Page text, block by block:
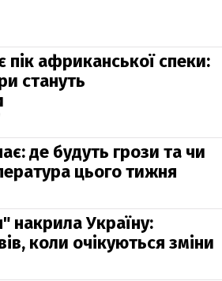
пік африканської спеки:
стануть
де будуть грози та чи
цього тижня
накрила Україну:
коли очікуються зміни